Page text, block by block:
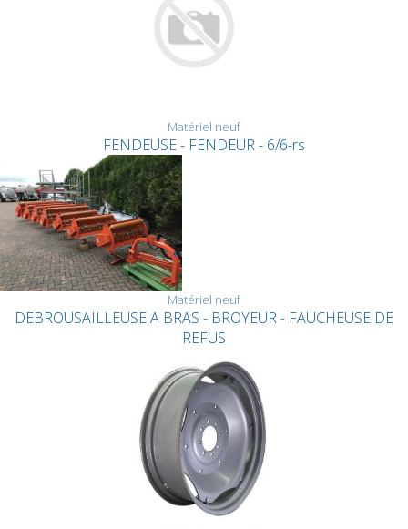
Matériel neuf
FENDEUSE - FENDEUR - 6/6-rs
Matériel neuf
DEBROUSAILLEUSE A BRAS - BROYEUR - FAUCHEUSE DE
REFUS